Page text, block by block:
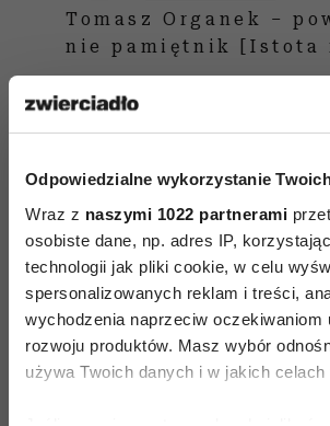
Odpowiedzialne wykorzystanie
Wraz z naszymi 1022 partnerami
osobiste dane, np. adres IP,
technologii jak pliki cookie, w celu
spersonalizowanych reklam i treści,
wychodzenia naprzeciw oczekiwaniom
rozwoju produktów. Masz wybór
używa Twoich danych i w jakich celach
Tomasz Organek –
nie pamiętnik [Istota
pomniki, nadają ulicom imiona,
dziedzictwo prezydenta
pamiętają o tym, co dla pary
ważne. Zdumiewa mnie też
prezydenta o policzku
przez dyrektora Rydzyka, który
nigdy nic, wchodzi z nim w